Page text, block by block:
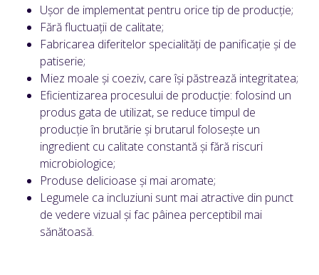
Ușor de implementat pentru orice tip de producție;
Fără fluctuații de calitate;
Fabricarea diferitelor specialități de panificație și de
patiserie;
Miez moale și coeziv, care își păstrează integritatea;
Eficientizarea procesului de producție: folosind un
produs gata de utilizat, se reduce timpul de
producție în brutărie și brutarul folosește un
ingredient cu calitate constantă și fără riscuri
microbiologice;
Produse delicioase și mai aromate;
Legumele ca incluziuni sunt mai atractive din punct
de vedere vizual și fac pâinea perceptibil mai
sănătoasă.